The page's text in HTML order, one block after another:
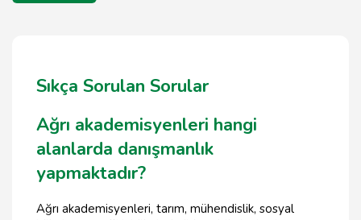
Sıkça Sorulan Sorular
Ağrı akademisyenleri hangi
alanlarda danışmanlık
yapmaktadır?
Ağrı akademisyenleri, tarım, mühendislik, sosyal